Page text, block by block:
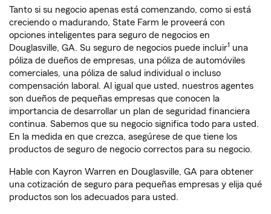
Tanto si su negocio apenas está comenzando, como si está
creciendo o madurando, State Farm le proveerá con
opciones inteligentes para seguro de negocios en
Douglasville, GA. Su seguro de negocios puede incluir1 una
póliza de dueños de empresas, una póliza de automóviles
comerciales, una póliza de salud individual o incluso
compensación laboral. Al igual que usted, nuestros agentes
son dueños de pequeñas empresas que conocen la
importancia de desarrollar un plan de seguridad financiera
continua. Sabemos que su negocio significa todo para usted.
En la medida en que crezca, asegúrese de que tiene los
productos de seguro de negocio correctos para su negocio.
Hable con Kayron Warren en Douglasville, GA para obtener
una cotización de seguro para pequeñas empresas y elija qué
productos son los adecuados para usted.